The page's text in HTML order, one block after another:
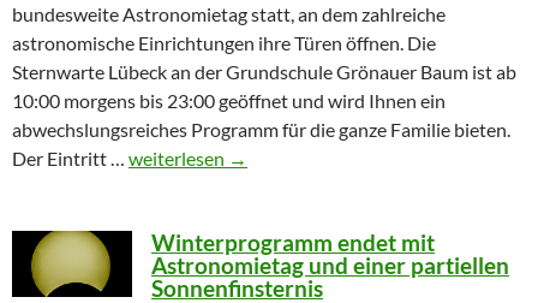
bundesweite Astronomietag statt, an dem zahlreiche
astronomische Einrichtungen ihre Türen öffnen. Die
Sternwarte Lübeck an der Grundschule Grönauer Baum ist ab
10:00 morgens bis 23:00 geöffnet und wird Ihnen ein
abwechslungsreiches Programm für die ganze Familie bieten.
Der Eintritt … Partielle Sonnenfinsternis am Tag der
weiterlesen →
Winterprogramm endet mit
Astronomietag und einer partiellen
Sonnenfinsternis